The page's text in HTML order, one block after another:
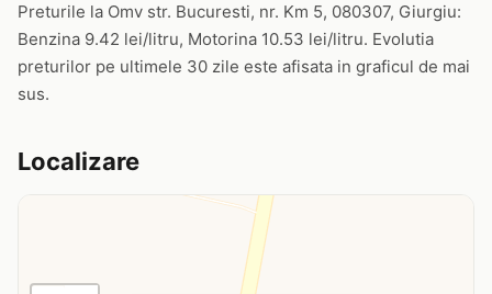
Preturile la Omv str. Bucuresti, nr. Km 5, 080307, Giurgiu:
Benzina 9.42 lei/litru, Motorina 10.53 lei/litru. Evolutia
preturilor pe ultimele 30 zile este afisata in graficul de mai
sus.
Localizare